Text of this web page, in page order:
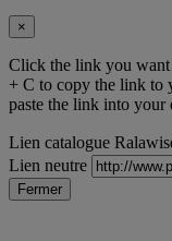
×
Click the link you want
+ C to copy the link to
paste the link into your
Lien catalogue
Lien neutre
Fermer